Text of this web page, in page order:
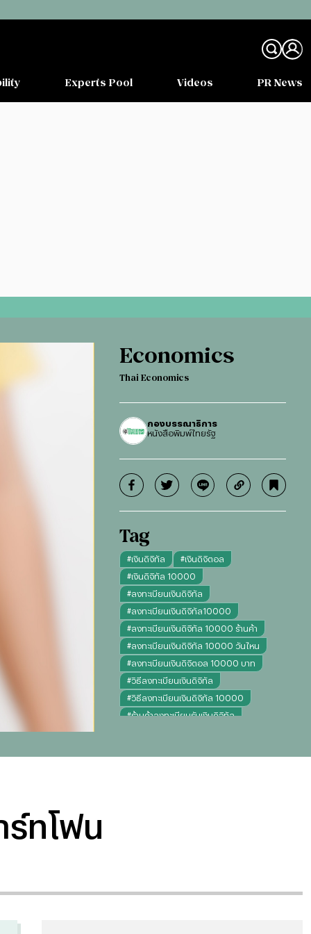
Experts Pool Videos PR News
Economics
Thai Economics
กองบรรณาธิการ
หนังสือพิมพ์ไทยรัฐ
Tag
#เงินดิจิทัล #เงินดิจิตอล
#เงินดิจิทัล 10000
#ลงทะเบียนเงินดิจิทัล
#ลงทะเบียนเงินดิจิทัล10000
#ลงทะเบียนเงินดิจิทัล 10000 ร้านค้า
#ลงทะเบียนเงินดิจิทัล 10000 วันไหน
#ลงทะเบียนเงินดิจิตอล 10000 บาท
#วิธีลงทะเบียนเงินดิจิทัล
#วิธีลงทะเบียนเงินดิจิทัล 10000
#ร้านค้าลงทะเบียนรับเงินดิจิทัล
ร์ทโฟน